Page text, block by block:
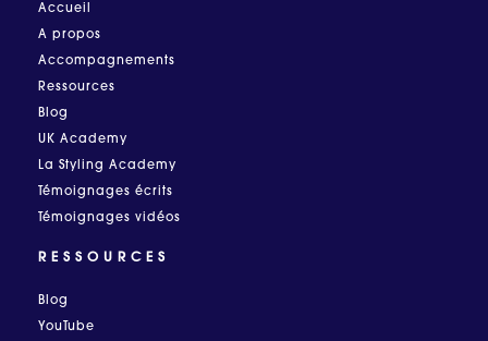
Accueil
A propos
Accompagnements
Ressources
Blog
UK Academy
La Styling Academy
Témoignages écrits
Témoignages vidéos
RESSOURCES
Blog
YouTube